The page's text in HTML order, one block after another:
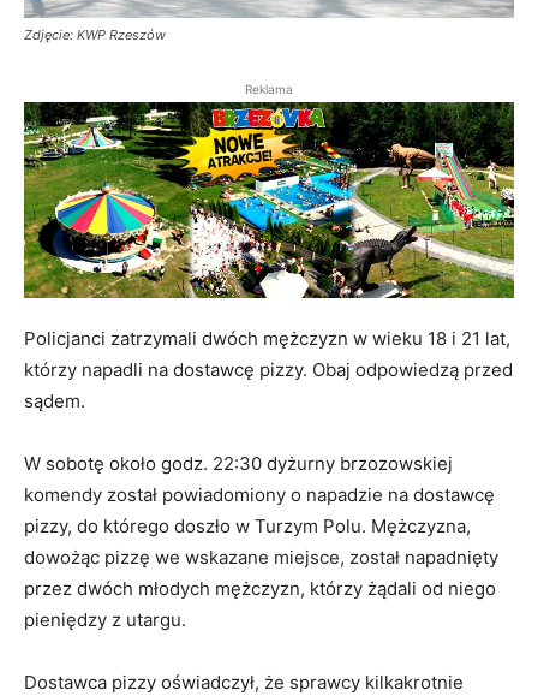
Zdjęcie: KWP Rzeszów
Reklama
Policjanci zatrzymali dwóch mężczyzn w wieku 18 i 21 lat,
którzy napadli na dostawcę pizzy. Obaj odpowiedzą przed
sądem.
W sobotę około godz. 22:30 dyżurny brzozowskiej
komendy został powiadomiony o napadzie na dostawcę
pizzy, do którego doszło w Turzym Polu. Mężczyzna,
dowożąc pizzę we wskazane miejsce, został napadnięty
przez dwóch młodych mężczyzn, którzy żądali od niego
pieniędzy z utargu.
Dostawca pizzy oświadczył, że sprawcy kilkakrotnie